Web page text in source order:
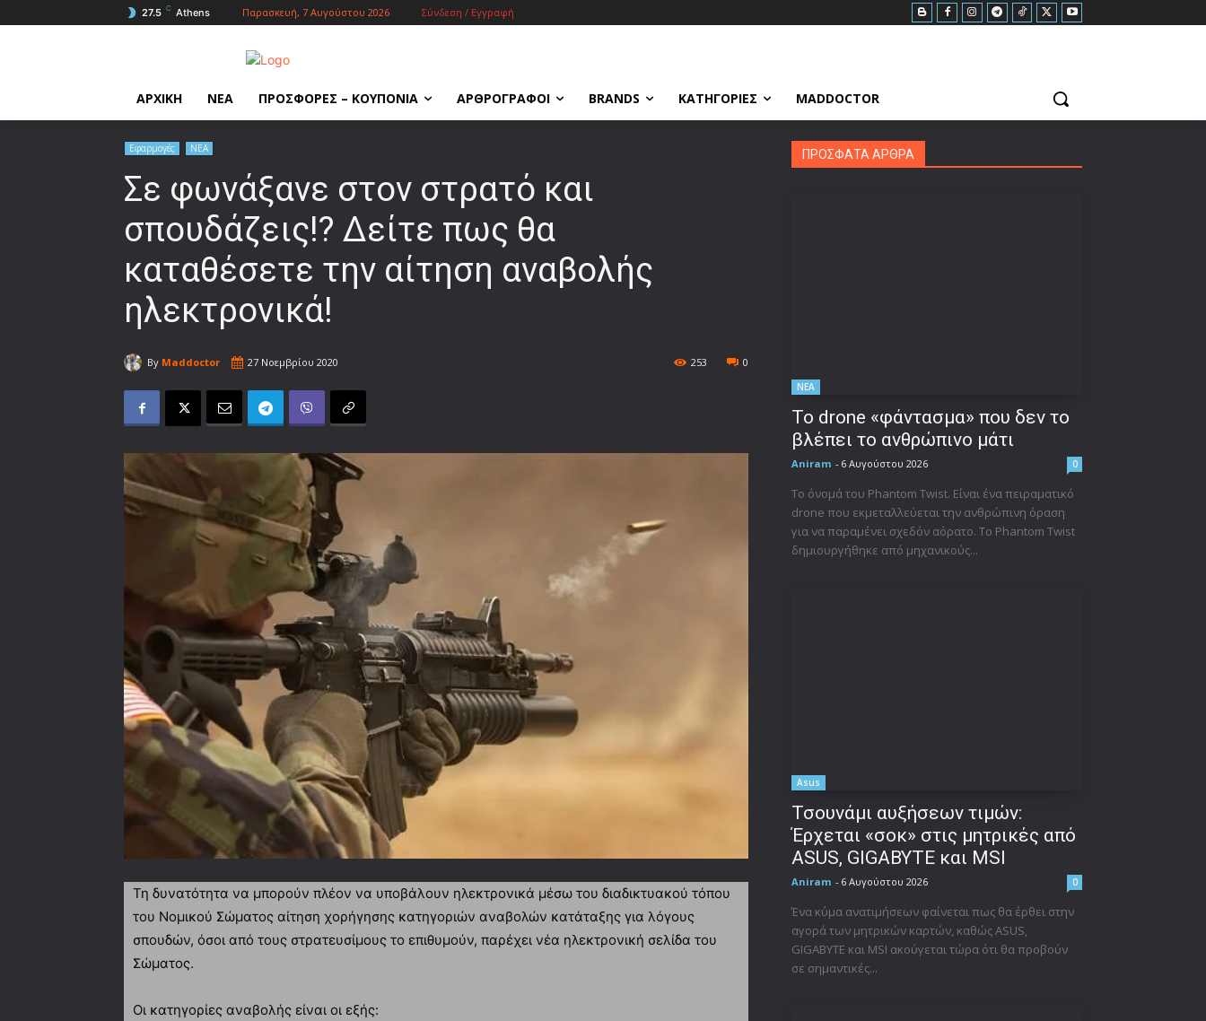
27.5 C Athens Παρασκευή, 7 Αυγούστου 2026 Σύνδεση / Εγγραφή
ΑΡΧΙΚΗ ΝΕΑ ΠΡΟΣΦΟΡΕΣ – ΚΟΥΠΟΝΙΑ ΑΡΘΡΟΓΡΑΦΟΙ BRANDS ΚΑΤΗΓΟΡΙΕΣ MADDOCTOR
Εφαρμογές ΝΕΑ
Σε φωνάξανε στον στρατό και
σπουδάζεις!? Δείτε πως θα
καταθέσετε την αίτηση αναβολής
ηλεκτρονικά!
By Maddoctor 27 Νοεμβρίου 2020 0
253
Τη δυνατότητα να μπορούν πλέον να υποβάλουν ηλεκτρονικά μέσω του διαδικτυακού τόπου
του Νομικού Σώματος αίτηση χορήγησης κατηγοριών αναβολών κατάταξης για λόγους
σπουδών, όσοι από τους στρατευσίμους το επιθυμούν, παρέχει νέα ηλεκτρονική σελίδα του
Σώματος.
Οι κατηγορίες αναβολής είναι οι εξής:
ΠΡΟΣΦΑΤΑ ΑΡΘΡΑ
ΝΕΑ
Το drone «φάντασμα» που δεν το
βλέπει το ανθρώπινο μάτι
Aniram - 6 Αυγούστου 2026 0
Το όνομά του Phantom Twist. Είναι ένα πειραματικό
drone που εκμεταλλεύεται την ανθρώπινη όραση
για να παραμένει σχεδόν αόρατο. Το Phantom Twist
δημιουργήθηκε από μηχανικούς...
Asus
Τσουνάμι αυξήσεων τιμών:
Έρχεται «σοκ» στις μητρικές από
ASUS, GIGABYTE και MSI
Aniram - 6 Αυγούστου 2026 0
Ένα κύμα ανατιμήσεων φαίνεται πως θα έρθει στην
αγορά των μητρικών καρτών, καθώς ASUS,
GIGABYTE και MSI ακούγεται τώρα ότι θα προβούν
σε σημαντικές...